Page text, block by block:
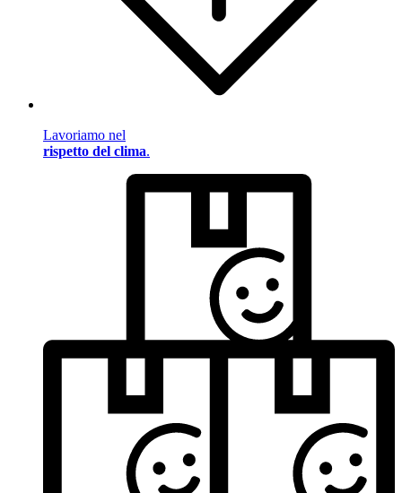
Lavoriamo nel
rispetto del clima.